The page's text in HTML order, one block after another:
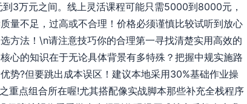
3万元之间。线上灵活课程可能只需5000到8000元，
量不足，过高或不合理！价格必须谨慎比较试听到放心
方法！\n请注意技巧你的合理第一寻找清楚实用高效的
心的知识在于无论具体背景有多特殊？把握中规实施路
势?但要跳出成本误区！建议本地采用30%基础作业操
重点组合所在喔!尤其搭配像实战脚本那些补充全栈程序